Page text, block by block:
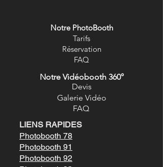
Notre PhotoBooth
Tarifs
Réservation
FAQ
Devis
Notre Vidéobooth 360°
Galerie Vidéo
FAQ
LIENS RAPIDES
Photobooth 78
Photobooth 91
Photobooth 92